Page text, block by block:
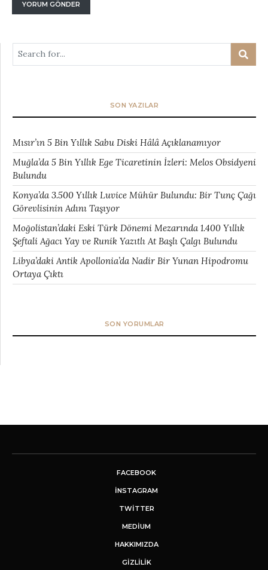
SON YAZILAR
Mısır’ın 5 Bin Yıllık Sabu Diski Hâlâ Açıklanamıyor
Muğla’da 5 Bin Yıllık Ege Ticaretinin İzleri: Melos Obsidyeni
Bulundu
Konya’da 3.500 Yıllık Luvice Mühür Bulundu: Bir Tunç Çağı
Görevlisinin Adını Taşıyor
Moğolistan’daki Eski Türk Dönemi Mezarında 1.400 Yıllık
Şeftali Ağacı Yay ve Runik Yazıtlı At Başlı Çalgı Bulundu
Libya’daki Antik Apollonia’da Nadir Bir Yunan Hipodromu
Ortaya Çıktı
SON YORUMLAR
FACEBOOK
INSTAGRAM
TWITTER
MEDIUM
HAKKIMIZDA
GİZLİLİK